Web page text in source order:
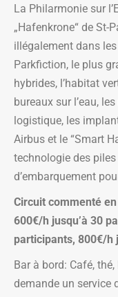
La Philarmonie sur
„Hafenkrone“ de St-
illégalement dans
Parkfiction, le plus
hybrides, l’habitat
bureaux sur l’eau,
logistique, les
Airbus et le “Smart
technologie des
d’embarquement
Circuit commenté
600€/h jusqu’à 30
participants, 800€/h
Bar à bord: Café,
demande un service